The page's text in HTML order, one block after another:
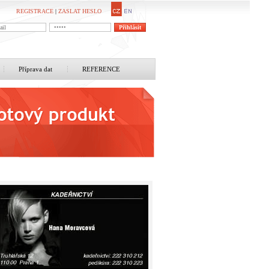
REGISTRACE | ZASLAT HESLO
Příprava dat REFERENCE